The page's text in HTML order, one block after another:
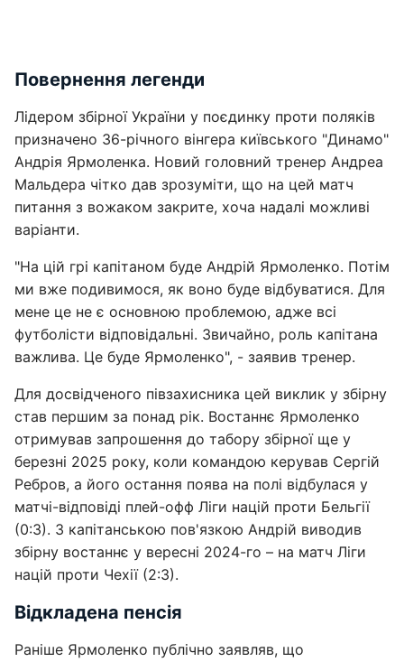
Повернення легенди
Лідером збірної України у поєдинку проти поляків
призначено 36-річного вінгера київського "Динамо"
Андрія Ярмоленка. Новий головний тренер Андреа
Мальдера чітко дав зрозуміти, що на цей матч
питання з вожаком закрите, хоча надалі можливі
варіанти.
"На цій грі капітаном буде Андрій Ярмоленко. Потім
ми вже подивимося, як воно буде відбуватися. Для
мене це не є основною проблемою, адже всі
футболісти відповідальні. Звичайно, роль капітана
важлива. Це буде Ярмоленко", - заявив тренер.
Для досвідченого півзахисника цей виклик у збірну
став першим за понад рік. Востаннє Ярмоленко
отримував запрошення до табору збірної ще у
березні 2025 року, коли командою керував Сергій
Ребров, а його остання поява на полі відбулася у
матчі-відповіді плей-офф Ліги націй проти Бельгії
(0:3). З капітанською пов'язкою Андрій виводив
збірну востаннє у вересні 2024-го – на матч Ліги
націй проти Чехії (2:3).
Відкладена пенсія
Раніше Ярмоленко публічно заявляв, що